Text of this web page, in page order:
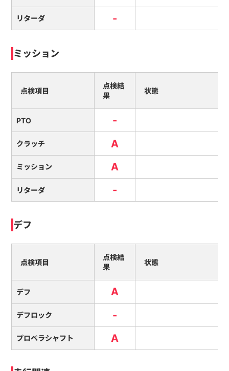
リターダ -
ミッション
点検項目
点検結
果
状態
PTO -
クラッチ A
ミッション A
リターダ -
デフ
点検項目
点検結
果
状態
デフ A
デフロック -
プロペラシャフト A